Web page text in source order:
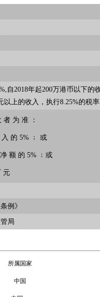
自2018年起200万港币以下
以上的收入，执行8.25%的税率
者 为 准 ：
的 5% ﹔ 或
额 的 5% ﹔或
元
例》
局
国家
中国